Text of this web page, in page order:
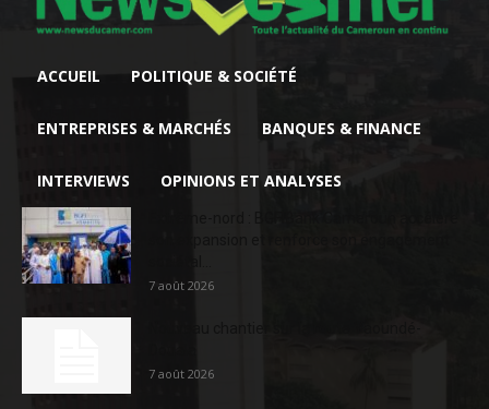
ACCUEIL POLITIQUE & SOCIÉTÉ
ENTREPRISES & MARCHÉS BANQUES & FINANCE
INTERVIEWS OPINIONS ET ANALYSES
7 août 2026
7 août 2026